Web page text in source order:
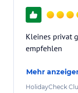
Kleines privat
empfehlen
Mehr
HolidayCheck